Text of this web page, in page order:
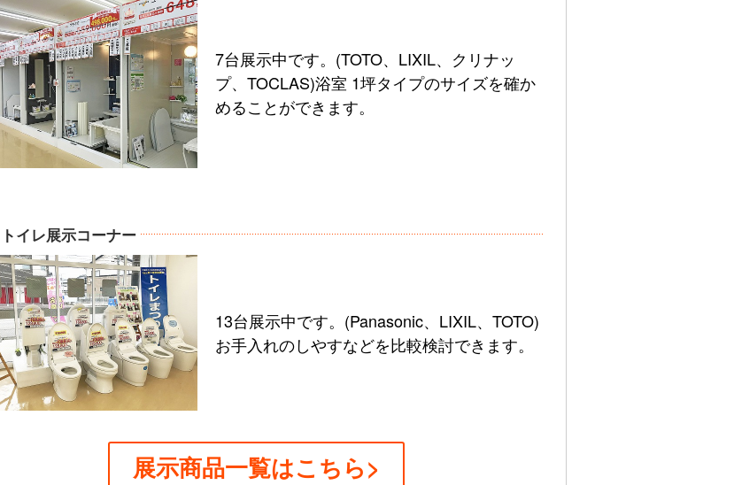
7台展示中です。(TOTO、LIXIL、クリナッ
プ、TOCLAS)浴室 1坪タイプのサイズを確か
めることができます。
トイレ展示コーナー
13台展示中です。(Panasonic、LIXIL、TOTO)
お手入れのしやすなどを比較検討できます。
展示商品一覧はこちら>